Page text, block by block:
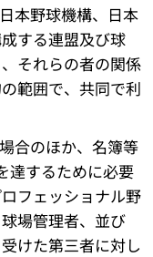
本野球機構、日本
する連盟及び球
それらの者の関係
範囲で、共同で利
合のほか、名簿等
達するために必要
フェッショナル野
場管理者、並び
けた第三者に対し